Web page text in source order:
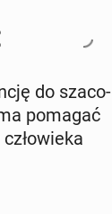
do sza­co­
pomagać